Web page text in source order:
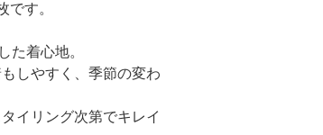
です。
た着心地。
しやすく、季節の変わ
イリング次第でキレイ